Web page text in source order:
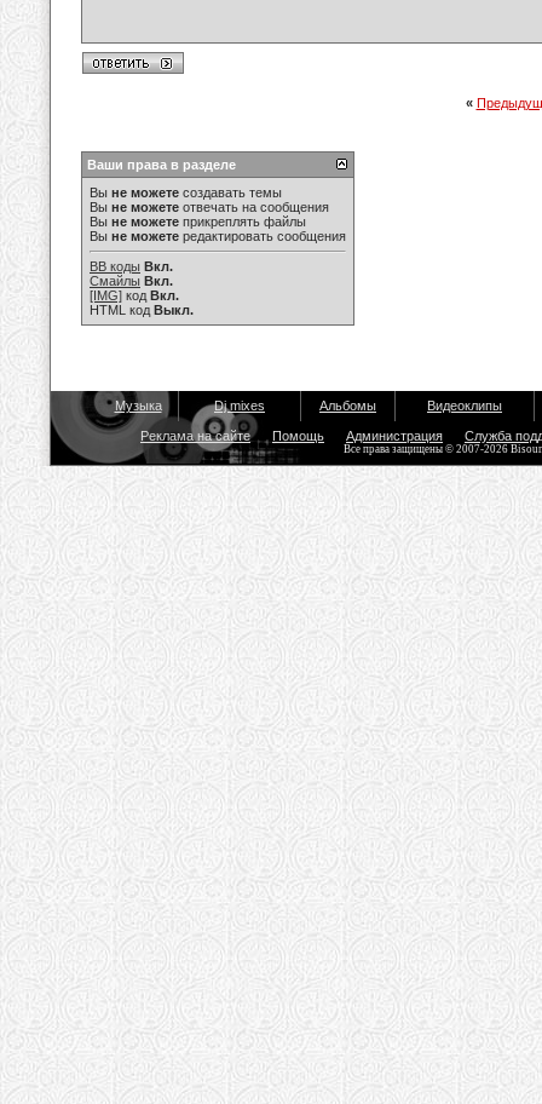
«
Ваши права в разделе
Вы не можете создавать темы
Вы не можете отвечать на сообщения
Вы не можете прикреплять файлы
Вы не можете редактировать сообщения
BB коды Вкл.
Смайлы Вкл.
[IMG] код Вкл.
HTML код Выкл.
Музыка Dj mixes Альбомы Видеоклипы
Реклама на сайте Помощь Администрация Служба
Все права защищены © 2007-2026